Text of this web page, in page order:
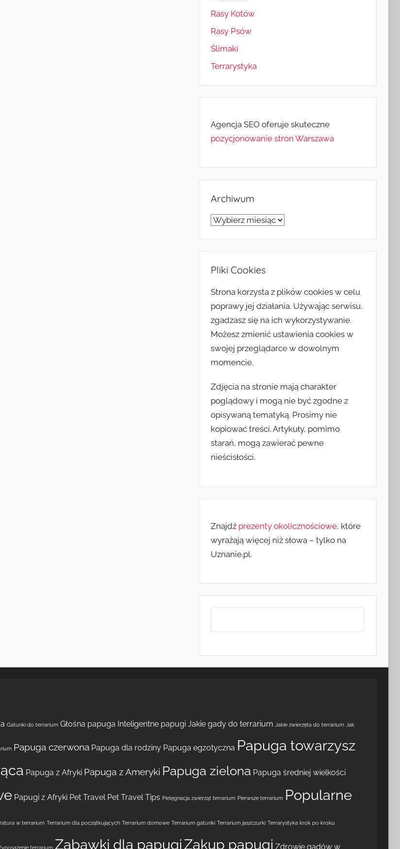
Rasy Kotów
Rasy Psów
Ślimaki
Terrarystyka
Agencja SEO oferuje skuteczne
pozycjonowanie stron Warszawa
Archiwum
Archiwum
Pliki Cookies
Strona korzysta z plików cookies w celu
poprawy jej działania. Używając serwisu,
zgadzasz się na ich wykorzystywanie.
Możesz zmienić ustawienia cookies w
swojej przeglądarce w dowolnym
momencie.
Zdjęcia na stronie mają charakter
poglądowy i mogą nie być zgodne z
opisywaną tematyką. Prosimy nie
kopiować treści. Artykuły, pomimo
starań, mogą zawierać pewne
nieścisłości.
Znajdź prezenty okolicznościowe, które
wyrażają więcej niż słowa – tylko na
Uznanie.pl.
Gatunki do terrarium Głośna papuga Inteligentne papugi Jakie gady do terrarium Jakie zwierzęta do terrarium Jak
Papuga czerwona Papuga dla rodziny Papuga egzotyczna Papuga towarzysz
Papuga z Afryki Papuga z Ameryki Papuga zielona Papuga średniej wielkości
Papugi z Afryki Pet Travel Pet Travel Tips Pielęgnacja zwierząt terrarium Pierwsze terrarium Popularne
w terrarium Terrarium dla początkujących Terrarium domowe Terrarium gatunki Terrarium jaszczurki Terrarystyka krok po kroku
terrarium Zabawki dla papugiZakup papugi Zdrowie gadów w